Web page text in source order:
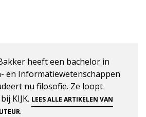
heeft een bachelor in
en Informatiewetenschappen
nu filosofie. Ze loopt
KIJK. LEES ALLE ARTIKELEN VAN
.